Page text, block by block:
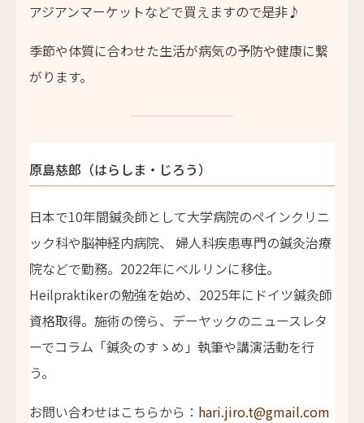
アジアンマーケットなどで買えますので是非♪
季節や体質に合わせた生活が病気の予防や健康に繋
がります。
原島慈郎（はらしま・じろう）
日本で10年間鍼灸師として大学病院のペインクリニ
ック科や脳神経内病院、 婦人科疾患専門の鍼灸治療
院などで勤務。2022年にベルリンに移住。
Heilpraktikerの勉強を始め、2025年にドイツ鍼灸師
資格取得。施術の傍ら、デーヤックのニュースレタ
ーでコラム「鍼灸のすゝめ」執筆や講演活動を行
う。
お問い合わせはこちらから： hari.jiro.t@gmail.com